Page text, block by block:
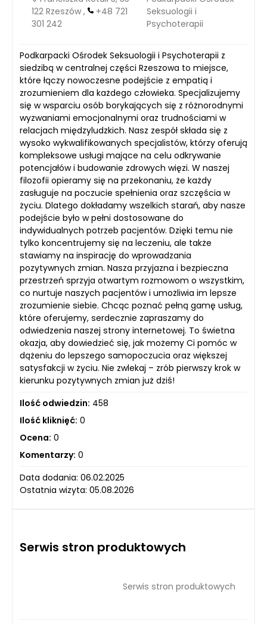
122 Rzeszów ,
+48 721
301 242
Seksuologii i
Psychoterapii
Podkarpacki Ośrodek Seksuologii i Psychoterapii z
siedzibą w centralnej części Rzeszowa to miejsce,
które łączy nowoczesne podejście z empatią i
zrozumieniem dla każdego człowieka. Specjalizujemy
się w wsparciu osób borykających się z różnorodnymi
wyzwaniami emocjonalnymi oraz trudnościami w
relacjach międzyludzkich. Nasz zespół składa się z
wysoko wykwalifikowanych specjalistów, którzy oferują
kompleksowe usługi mające na celu odkrywanie
potencjałów i budowanie zdrowych więzi. W naszej
filozofii opieramy się na przekonaniu, że każdy
zasługuje na poczucie spełnienia oraz szczęścia w
życiu. Dlatego dokładamy wszelkich starań, aby nasze
podejście było w pełni dostosowane do
indywidualnych potrzeb pacjentów. Dzięki temu nie
tylko koncentrujemy się na leczeniu, ale także
stawiamy na inspirację do wprowadzania
pozytywnych zmian. Nasza przyjazna i bezpieczna
przestrzeń sprzyja otwartym rozmowom o wszystkim,
co nurtuje naszych pacjentów i umożliwia im lepsze
zrozumienie siebie. Chcąc poznać pełną gamę usług,
które oferujemy, serdecznie zapraszamy do
odwiedzenia naszej strony internetowej. To świetna
okazja, aby dowiedzieć się, jak możemy Ci pomóc w
dążeniu do lepszego samopoczucia oraz większej
satysfakcji w życiu. Nie zwlekaj – zrób pierwszy krok w
kierunku pozytywnych zmian już dziś!
Ilość odwiedzin: 458
Ilość kliknięć: 0
Ocena: 0
Komentarzy: 0
Data dodania: 06.02.2025
Ostatnia wizyta: 05.08.2026
Serwis stron produktowych
Serwis stron produktowych